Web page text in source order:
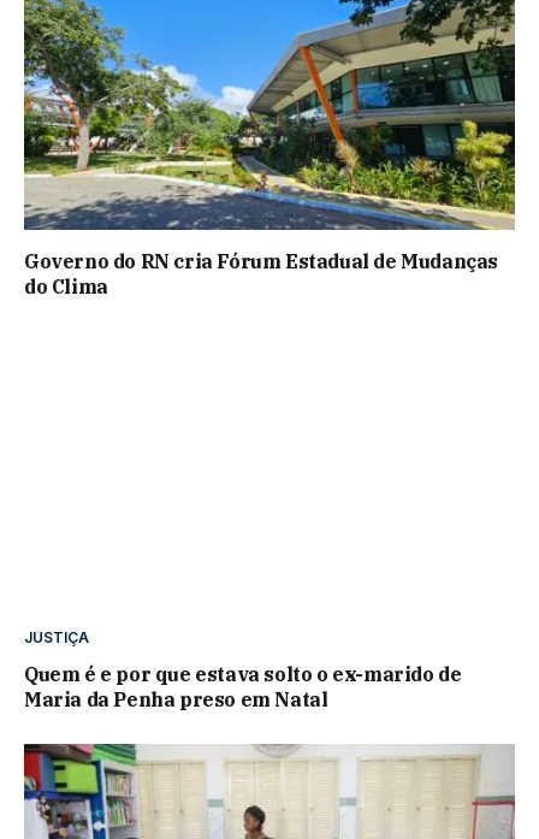
Governo do RN cria Fórum Estadual de Mudanças
do Clima
JUSTIÇA
Quem é e por que estava solto o ex-marido de
Maria da Penha preso em Natal